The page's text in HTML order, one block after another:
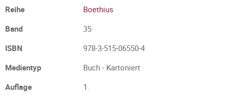
Reihe
Boethius
Band
35
ISBN
978-3-515-06550-4
Medientyp
Buch - Kartoniert
Auflage
1.